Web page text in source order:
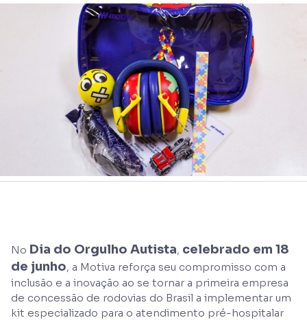
No Dia do Orgulho Autista, celebrado em 18
de junho, a Motiva reforça seu compromisso com a
inclusão e a inovação ao se tornar a primeira empresa
de concessão de rodovias do Brasil a implementar um
kit especializado para o atendimento pré-hospitalar